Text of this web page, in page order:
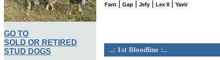
GO TO
SOLD OR RETIRED
STUD DOGS
Fant
Gap Jefy Lex II Yavir
..: 1st Bloodline :..